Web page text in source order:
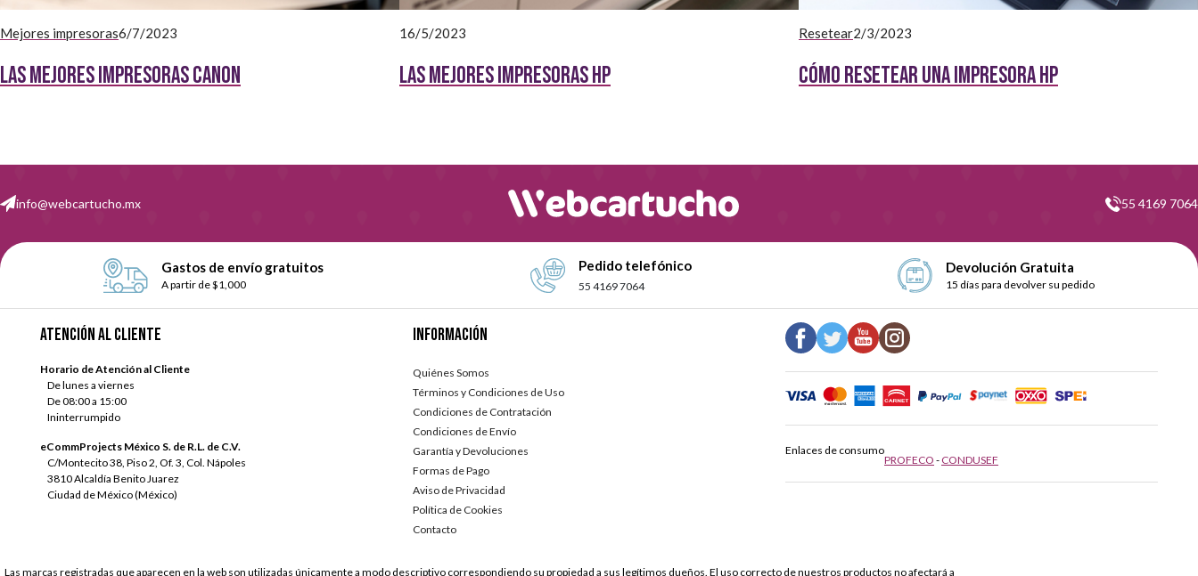
Mejores impresoras6/7/2023
Las mejores impresoras Canon
16/5/2023
Las Mejores impresoras HP
Resetear2/3/2023
Cómo resetear una impresora HP
info@webcartucho.mx 55 4169 7064
Gastos de envío gratuitos
A partir de $1,000
Pedido telefónico
55 4169 7064
Devolución Gratuita
15 días para devolver su pedido
Atención al cliente
Horario de Atención al Cliente
De lunes a viernes
De 08:00 a 15:00
Ininterrumpido
eCommProjects México S. de R.L. de C.V.
C/Montecito 38, Piso 2, Of. 3, Col. Nápoles
3810 Alcaldía Benito Juarez
Ciudad de México (México)
Información
Quiénes Somos
Términos y Condiciones de Uso
Condiciones de Contratación
Condiciones de Envío
Garantía y Devoluciones
Formas de Pago
Aviso de Privacidad
Política de Cookies
Contacto
Enlaces de consumo
PROFECO - CONDUSEF
Las marcas registradas que aparecen en la web son utilizadas únicamente a modo descriptivo correspondiendo su propiedad a sus legítimos dueños. El uso correcto de nuestros productos no afectará a